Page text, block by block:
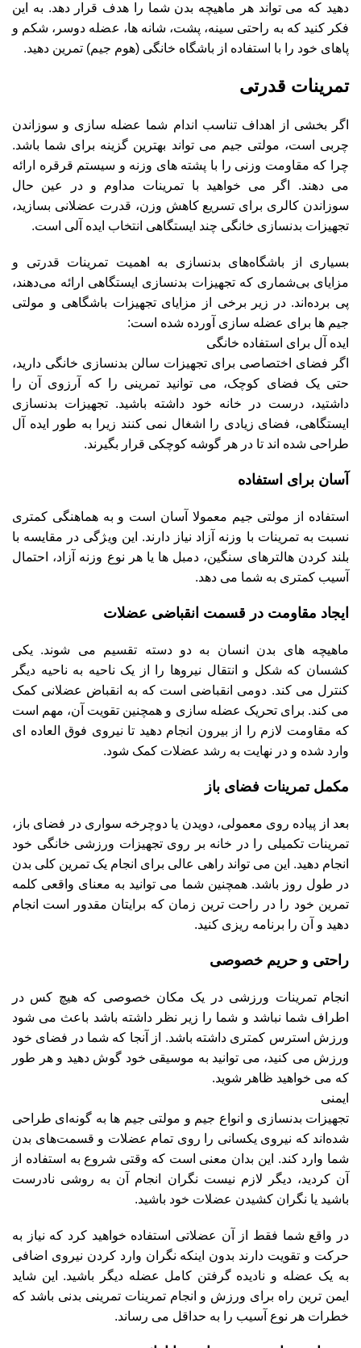
دهید که می تواند هر ماهیچه بدن شما را هدف قرار دهد. به این
فکر کنید که به راحتی سینه، پشت، شانه ها، عضله دوسر، شکم و
پاهای خود را با استفاده از باشگاه خانگی (هوم جیم) تمرین دهید.
تمرینات قدرتی
اگر بخشی از اهداف تناسب اندام شما عضله سازی و سوزاندن
چربی است، مولتی جیم می تواند بهترین گزینه برای شما باشد.
چرا که مقاومت وزنی را با پشته های وزنه و سیستم قرقره ارائه
می دهند. اگر می خواهید با تمرینات مداوم و در عین حال
سوزاندن کالری برای تسریع کاهش وزن، قدرت عضلانی بسازید،
تجهیزات بدنسازی خانگی چند ایستگاهی انتخاب ایده آلی است.
بسیاری از باشگاه‌های بدنسازی به اهمیت تمرینات قدرتی و
مزایای بی‌شماری که تجهیزات بدنسازی ایستگاهی ارائه می‌دهند،
پی برده‌اند. در زیر برخی از مزایای تجهیزات باشگاهی و مولتی
جیم ها برای عضله سازی آورده شده است:
ایده آل برای استفاده خانگی
اگر فضای اختصاصی برای تجهیزات سالن بدنسازی خانگی دارید،
حتی یک فضای کوچک، می توانید تمرینی را که آرزوی آن را
داشتید، درست در خانه خود داشته باشید. تجهیزات بدنسازی
ایستگاهی، فضای زیادی را اشغال نمی کنند زیرا به طور ایده آل
طراحی شده اند تا در هر گوشه کوچکی قرار بگیرند.
آسان برای استفاده
استفاده از مولتی جیم معمولا آسان است و به هماهنگی کمتری
نسبت به تمرینات با وزنه آزاد نیاز دارند. این ویژگی در مقایسه با
بلند کردن هالترهای سنگین، دمبل ها یا هر نوع وزنه آزاد، احتمال
آسیب کمتری به شما می دهد.
ایجاد مقاومت در قسمت انقباضی عضلات
ماهیچه های بدن انسان به دو دسته تقسیم می شوند. یکی
کشسان که شکل و انتقال نیروها را از یک ناحیه به ناحیه دیگر
کنترل می کند. دومی انقباضی است که به انقباض عضلانی کمک
می کند. برای تحریک عضله سازی و همچنین تقویت آن، مهم است
که مقاومت لازم را از بیرون انجام دهید تا نیروی فوق العاده ای
وارد شده و در نهایت به رشد عضلات کمک شود.
مکمل تمرینات فضای باز
بعد از پیاده روی معمولی، دویدن یا دوچرخه سواری در فضای باز،
تمرینات تکمیلی را در خانه بر روی تجهیزات ورزشی خانگی خود
انجام دهید. این می تواند راهی عالی برای انجام یک تمرین کلی بدن
در طول روز باشد. همچنین شما می توانید به معنای واقعی کلمه
تمرین خود را در راحت ترین زمان که برایتان مقدور است انجام
دهید و آن را برنامه ریزی کنید.
راحتی و حریم خصوصی
انجام تمرینات ورزشی در یک مکان خصوصی که هیچ کس در
اطراف شما نباشد و شما را زیر نظر داشته باشد باعث می شود
ورزش استرس کمتری داشته باشد. از آنجا که شما در فضای خود
ورزش می کنید، می توانید به موسیقی خود گوش دهید و هر طور
که می خواهید ظاهر شوید.
ایمنی
تجهیزات بدنسازی و انواع جیم و مولتی جیم ها به گونه‌ای طراحی
شده‌اند که نیروی یکسانی را روی تمام عضلات و قسمت‌های بدن
شما وارد کند. این بدان معنی است که وقتی شروع به استفاده از
آن کردید، دیگر لازم نیست نگران انجام آن به روشی نادرست
باشید یا نگران کشیدن عضلات خود باشید.
در واقع شما فقط از آن عضلاتی استفاده خواهید کرد که نیاز به
حرکت و تقویت دارند بدون اینکه نگران وارد کردن نیروی اضافی
به یک عضله و نادیده گرفتن کامل عضله دیگر باشید. این شاید
ایمن ترین راه برای ورزش و انجام تمرینات تمرینی بدنی باشد که
خطرات هر نوع آسیب را به حداقل می رساند.